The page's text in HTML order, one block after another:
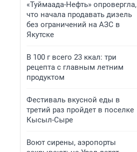
«Туймаада-Нефть» опровергла,
что начала продавать дизель
без ограничений на АЗС в
Якутске
В 100 г всего 23 ккал: три
рецепта с главным летним
продуктом
Фестиваль вкусной еды в
третий раз пройдет в поселке
Кысыл-Сыре
Воют сирены, аэропорты